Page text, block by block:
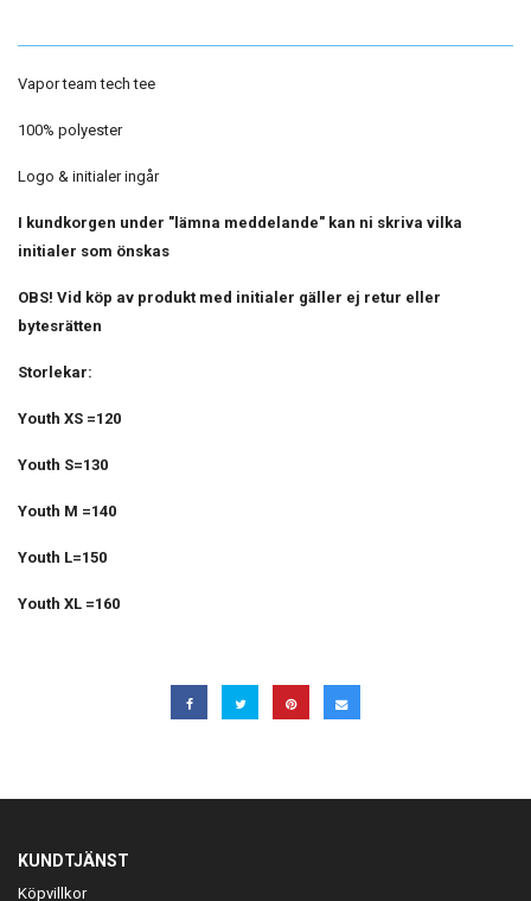
Vapor team tech tee
100% polyester
Logo & initialer ingår
I kundkorgen under "lämna meddelande" kan ni skriva vilka
initialer som önskas
OBS! Vid köp av produkt med initialer gäller ej retur eller
bytesrätten
Storlekar:
Youth XS =120
Youth S=130
Youth M =140
Youth L=150
Youth XL =160
KUNDTJÄNST
Köpvillkor